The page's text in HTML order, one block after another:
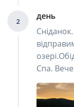
2
день
Спа.